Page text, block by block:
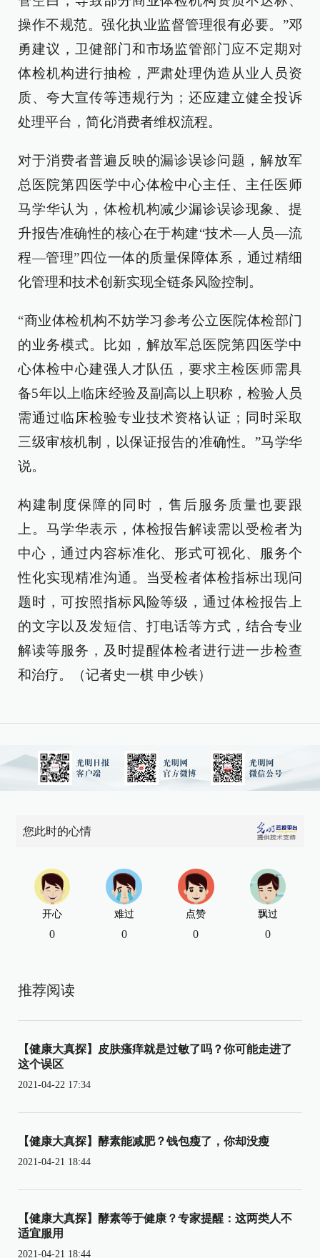
操作不规范。强化执业监督管理很有必要。”邓
勇建议，卫健部门和市场监管部门应不定期对
体检机构进行抽检，严肃处理伪造从业人员资
质、夸大宣传等违规行为；还应建立健全投诉
处理平台，简化消费者维权流程。
对于消费者普遍反映的漏诊误诊问题，解放军
总医院第四医学中心体检中心主任、主任医师
马学华认为，体检机构减少漏诊误诊现象、提
升报告准确性的核心在于构建“技术—人员—流
程—管理”四位一体的质量保障体系，通过精细
化管理和技术创新实现全链条风险控制。
“商业体检机构不妨学习参考公立医院体检部门
的业务模式。比如，解放军总医院第四医学中
心体检中心建强人才队伍，要求主检医师需具
备5年以上临床经验及副高以上职称，检验人员
需通过临床检验专业技术资格认证；同时采取
三级审核机制，以保证报告的准确性。”马学华
说。
构建制度保障的同时，售后服务质量也要跟
上。马学华表示，体检报告解读需以受检者为
中心，通过内容标准化、形式可视化、服务个
性化实现精准沟通。当受检者体检指标出现问
题时，可按照指标风险等级，通过体检报告上
的文字以及发短信、打电话等方式，结合专业
解读等服务，及时提醒体检者进行进一步检查
和治疗。（记者史一棋 申少铁）
您此时的心情
开心
0
难过
0
点赞
0
飘过
0
推荐阅读
【健康大真探】皮肤瘙痒就是过敏了吗？你可能走进了
这个误区
2021-04-22 17:34
【健康大真探】酵素能减肥？钱包瘦了，你却没瘦
2021-04-21 18:44
【健康大真探】酵素等于健康？专家提醒：这两类人不
适宜服用
2021-04-21 18:44